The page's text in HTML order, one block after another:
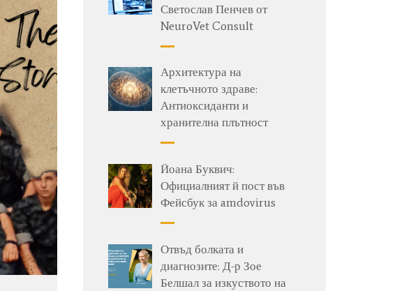
Светослав Пенчев от
NeuroVet Consult
Архитектура на
клетъчното здраве:
Антиоксиданти и
хранителна плътност
Йоана Буквич:
Официалният й пост във
Фейсбук за amdovirus
Отвъд болката и
диагнозите: Д-р Зое
Белшал за изкуството на